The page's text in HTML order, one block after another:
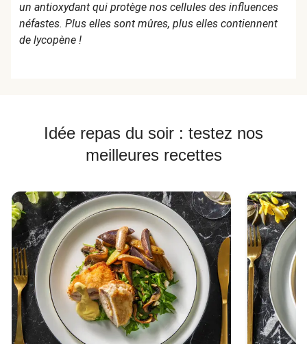
un antioxydant qui protège nos cellules des influences
néfastes. Plus elles sont mûres, plus elles contiennent
de lycopène !
Idée repas du soir : testez nos
meilleures recettes